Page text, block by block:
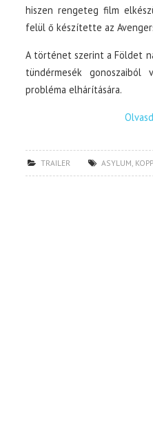
hiszen rengeteg film
felül ő készítette az
A történet szerint a Földet
tündérmesék
probléma elhárítására.
TRAILER ASYLUM,